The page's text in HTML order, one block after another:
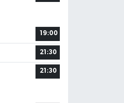
19:00
21:30
21:30